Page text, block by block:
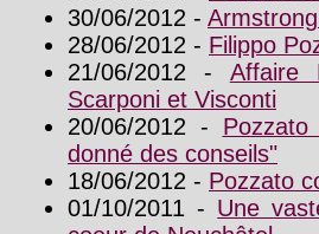
30/06/2012 -
28/06/2012 - Filippo
21/06/2012 - Affaire
Scarponi et Visconti
20/06/2012 -
donné des conseils"
18/06/2012 - Pozzato
01/10/2011 - Une